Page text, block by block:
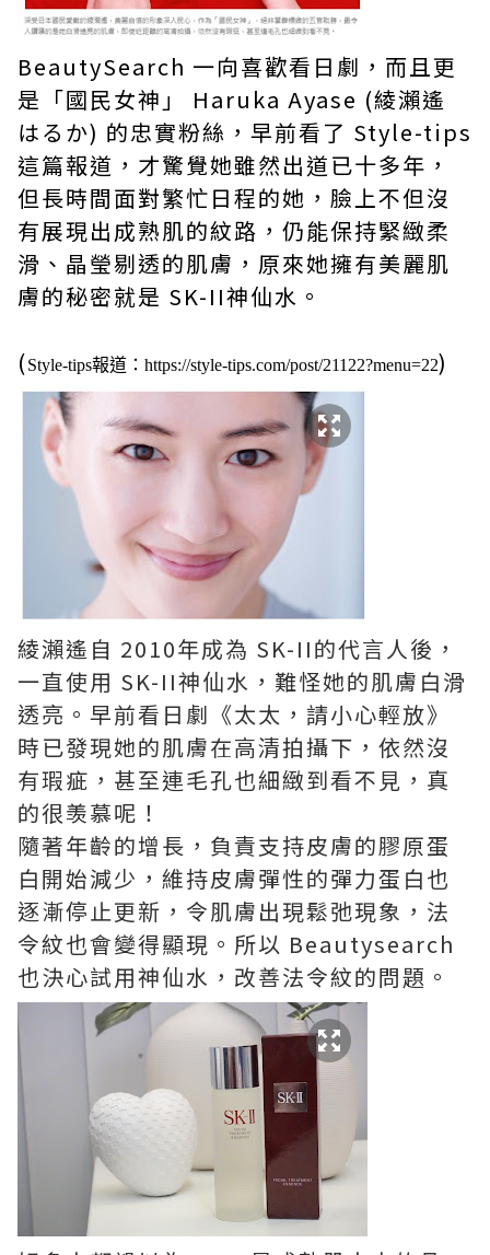
BeautySearch 一向喜歡看日劇，而且更
是「國民女神」 Haruka Ayase (綾瀨遙
はるか) 的忠實粉絲，早前看了 Style-tips
這篇報道，才驚覺她雖然出道已十多年，
但長時間面對繁忙日程的她，臉上不但沒
有展現出成熟肌的紋路，仍能保持緊緻柔
滑、晶瑩剔透的肌膚，原來她擁有美麗肌
膚的秘密就是 SK-II神仙水。
(Style-tips報道： https://style-tips.com/post/21122?menu=22)
綾瀨遙自 2010年成為 SK-II的代言人後，
一直使用 SK-II神仙水，難怪她的肌膚白滑
透亮。早前看日劇《太太，請小心輕放》
時已發現她的肌膚在高清拍攝下，依然沒
有瑕疵，甚至連毛孔也細緻到看不見，真
的很羡慕呢！
隨著年齡的增長，負責支持皮膚的膠原蛋
白開始減少，維持皮膚彈性的彈力蛋白也
逐漸停止更新，令肌膚出現鬆弛現象，法
令紋也會變得顯現。所以 Beautysearch
也決心試用神仙水，改善法令紋的問題。